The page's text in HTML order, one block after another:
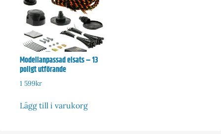
Modellanpassad elsats – 13
poligt utförande
1 599kr
Lägg till i varukorg